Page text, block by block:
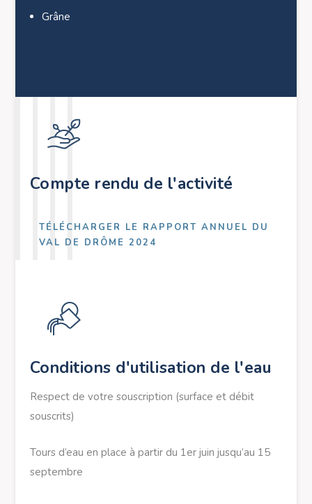
Grâne
Compte rendu de l'activité
TÉLÉCHARGER LE RAPPORT ANNUEL DU
VAL DE DRÔME 2024
Conditions d'utilisation de l'eau
Respect de votre souscription (surface et débit
souscrits)
Tours d’eau en place à partir du 1er juin jusqu’au 15
septembre